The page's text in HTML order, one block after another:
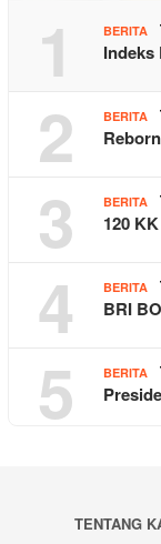
1 BERITA
2 BERITA
3 BERITA
120
4 BERITA
BRI
5 BERITA
TENTANG